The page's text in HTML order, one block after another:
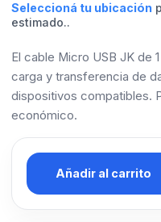
Seleccioná tu ubicación
estimado..
El cable Micro USB JK de
carga y transferencia de
dispositivos compatibles.
económico.
Añadir al carrito